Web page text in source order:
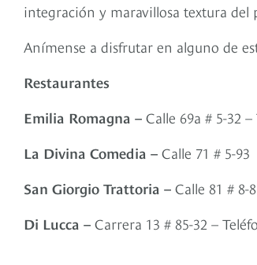
integración y maravillosa textura del
Anímense a disfrutar en alguno de
Restaurantes
Emilia Romagna – Calle 69a # 5-32
La Divina Comedia – Calle 71 # 5-
San Giorgio Trattoria – Calle 81 # 8-
Di Lucca – Carrera 13 # 85-32 –